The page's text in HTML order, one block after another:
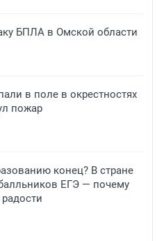
БПЛА в Омской области
в поле в окрестностях
пожар
конец? В стране
ЕГЭ — почему